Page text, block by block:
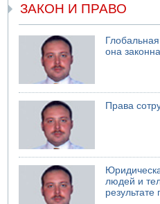
ЗАКОН И ПРАВО
она
Права
людей и